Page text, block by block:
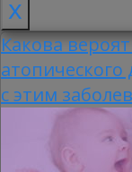
x
Какова
с этим